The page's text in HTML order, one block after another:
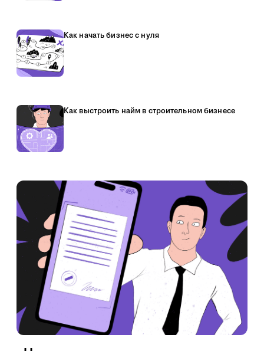
Как начать бизнес с нуля
Как выстроить найм в строительном бизнесе